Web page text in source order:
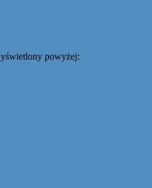
powyżej: